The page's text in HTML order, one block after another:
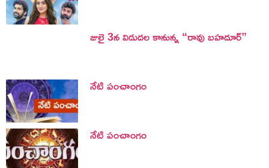
జులై 3న విడుదల కానున్న “రావు బహదూర్”
నేటి పంచాంగం
నేటి పంచాంగం